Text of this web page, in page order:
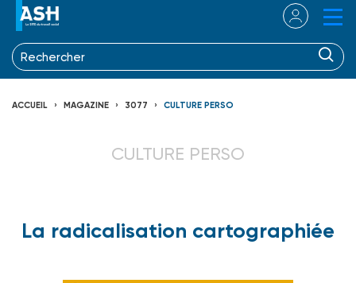
ACCUEIL MAGAZINE 3077 CULTURE PERSO
CULTURE PERSO
La radicali­sation cartographiée